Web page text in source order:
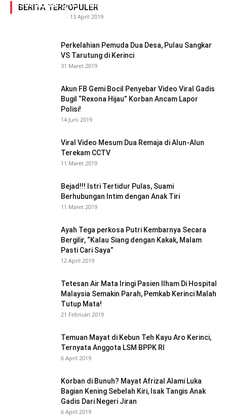
BERITA TERPOPULER
Sosial, Sang Istri Miliki Bukti Video Mesum Hot
- 13 April 2019
Perkelahian Pemuda Dua Desa, Pulau Sangkar
VS Tarutung di Kerinci
31 Maret 2019
Akun FB Gemi Bocil Penyebar Video Viral Gadis
Bugil “Rexona Hijau” Korban Ancam Lapor
Polisi!
14 Juni 2019
Viral Video Mesum Dua Remaja di Alun-Alun
Terekam CCTV
11 Maret 2019
Bejad!!! Istri Tertidur Pulas, Suami
Berhubungan Intim dengan Anak Tiri
11 Maret 2019
Ayah Tega perkosa Putri Kembarnya Secara
Bergilir, “Kalau Siang dengan Kakak, Malam
Pasti Cari Saya”
12 April 2019
Tetesan Air Mata Iringi Pasien Ilham Di Hospital
Malaysia Semakin Parah, Pemkab Kerinci Malah
Tutup Mata!
21 Februari 2019
Temuan Mayat di Kebun Teh Kayu Aro Kerinci,
Ternyata Anggota LSM BPPK RI
6 April 2019
Korban di Bunuh? Mayat Afrizal Alami Luka
Bagian Kening Sebelah Kiri, Isak Tangis Anak
Gadis Dari Negeri Jiran
6 April 2019